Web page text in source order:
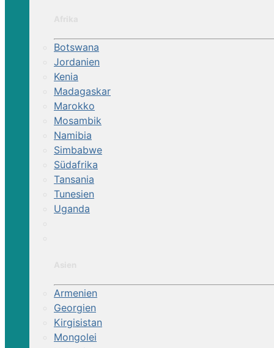
Botswana
Jordanien
Kenia
Madagaskar
Marokko
Mosambik
Namibia
Simbabwe
Südafrika
Tansania
Tunesien
Uganda
Armenien
Georgien
Kirgisistan
Mongolei
Reiterhof | Naturpark
Spitzige Ausritte und